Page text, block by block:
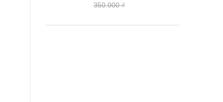
350.000 ₫